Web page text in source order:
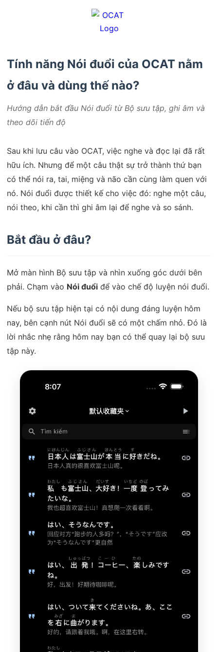
Tính năng Nói đuổi của OCAT nằm
ở đâu và dùng thế nào?
Hướng dẫn bắt đầu Nói đuổi từ Bộ sưu tập, ghi âm và
theo dõi tiến độ
Sau khi lưu câu vào OCAT, việc nghe và đọc lại đã rất
hữu ích. Nhưng để một câu thật sự trở thành thứ bạn
có thể nói ra, tai, miệng và não cần cùng làm quen với
nó. Nói đuổi được thiết kế cho việc đó: nghe một câu,
nói theo, khi cần thì ghi âm lại để nghe và so sánh.
Bắt đầu ở đâu?
Mở màn hình Bộ sưu tập và nhìn xuống góc dưới bên
phải. Chạm vào Nói đuổi để vào chế độ luyện nói đuổi.
Nếu bộ sưu tập hiện tại có nội dung đáng luyện hôm
nay, bên cạnh nút Nói đuổi sẽ có một chấm nhỏ. Đó là
lời nhắc nhẹ rằng hôm nay bạn có thể quay lại bộ sưu
tập này.